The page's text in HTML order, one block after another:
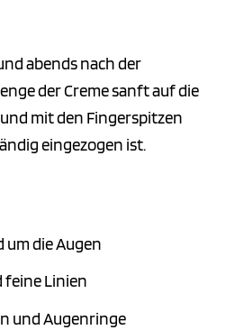
abends nach der
der Creme sanft auf die
mit den Fingerspitzen
eingezogen ist.
die Augen
feine Linien
und Augenringe